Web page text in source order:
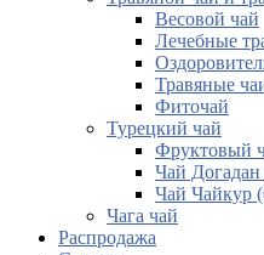
Весовой чай
Лечебные
Травяные
Фиточай
Турецкий чай
Фруктовый
Чай
Чай Чайкур
Чага чай
Распродажа